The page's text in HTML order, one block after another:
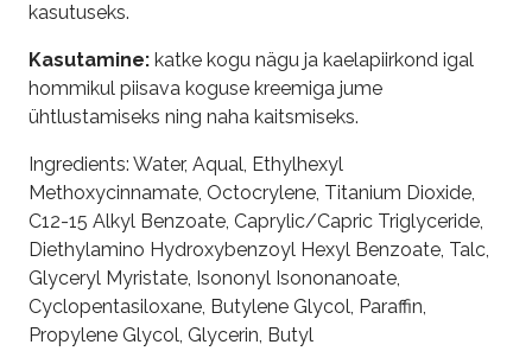
kasutuseks.
Kasutamine: katke kogu nägu ja kaelapiirkond igal
hommikul piisava koguse kreemiga jume
ühtlustamiseks ning naha kaitsmiseks.
Ingredients: Water, Aqual, Ethylhexyl
Methoxycinnamate, Octocrylene, Titanium Dioxide,
C12-15 Alkyl Benzoate, Caprylic/Capric Triglyceride,
Diethylamino Hydroxybenzoyl Hexyl Benzoate, Talc,
Glyceryl Myristate, Isononyl Isononanoate,
Cyclopentasiloxane, Butylene Glycol, Paraffin,
Propylene Glycol, Glycerin, Butyl